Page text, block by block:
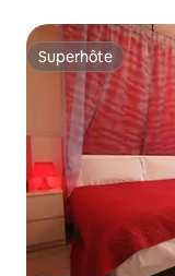
Superhôte
Superhôte